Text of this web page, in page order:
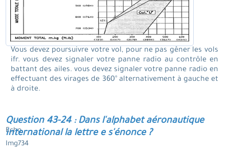
Vous devez poursuivre votre vol, pour ne pas gêner les vols
ifr. vous devez signaler votre panne radio au contrôle en
battant des ailes. vous devez signaler votre panne radio en
effectuant des virages de 360° alternativement à gauche et
à droite.
Question 43-24 : Dans l'alphabet aéronautique
international la lettre e s'énonce ?
Echo.
Img734